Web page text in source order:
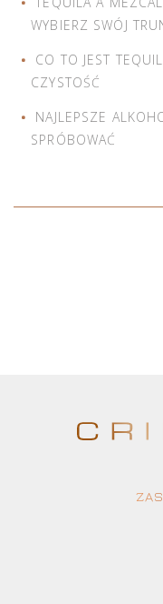
WYBIERZ SWÓJ
CO TO JEST
CZYSTOŚĆ
NAJLEPSZE
SPRÓBOWAĆ